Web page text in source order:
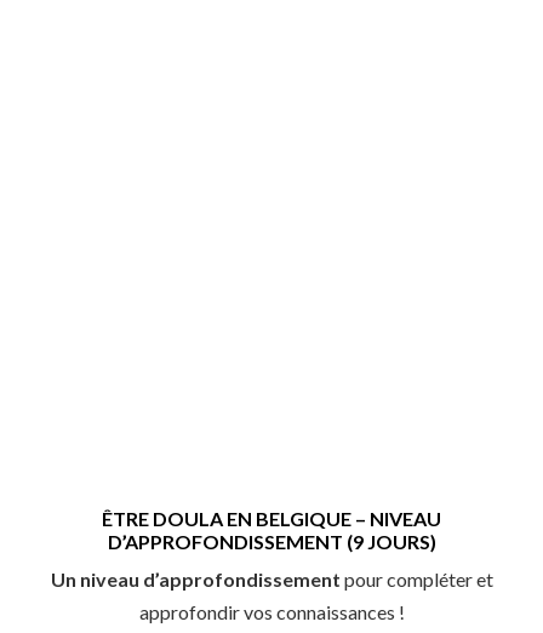
ÊTRE DOULA EN BELGIQUE – NIVEAU
D’APPROFONDISSEMENT (9 JOURS)
Un niveau d’approfondissement pourcompléter et
approfondir vos connaissances !